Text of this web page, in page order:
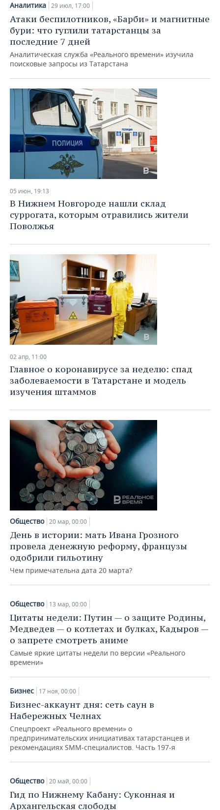
Аналитика 29 июл, 17:00
Атаки беспилотников, «Барби» и магнитные
бури: что гуглили татарстанцы за
последние 7 дней
Аналитическая служба «Реального времени» изучила
поисковые запросы из Татарстана
05 июн, 19:13
В Нижнем Новгороде нашли склад
суррогата, которым отравились жители
Поволжья
02 апр, 11:00
Главное о коронавирусе за неделю: спад
заболеваемости в Татарстане и модель
изучения штаммов
Общество 20 мар, 00:00
День в истории: мать Ивана Грозного
провела денежную реформу, французы
одобрили гильотину
Чем примечательна дата 20 марта?
Общество 13 мар, 00:00
Цитаты недели: Путин — о защите Родины,
Медведев — о котлетах и булках, Кадыров —
о запрете смотреть аниме
Самые яркие цитаты недели по версии «Реального
времени»
Бизнес 17 ноя, 00:00
Бизнес-аккаунт дня: сеть саун в
Набережных Челнах
Спецпроект «Реального времени» о
предпринимательских инициативах татарстанцев и
рекомендациях SMM-специалистов. Часть 197-я
Общество 20 май, 00:00
Гид по Нижнему Кабану: Суконная и
Архангельская слободы